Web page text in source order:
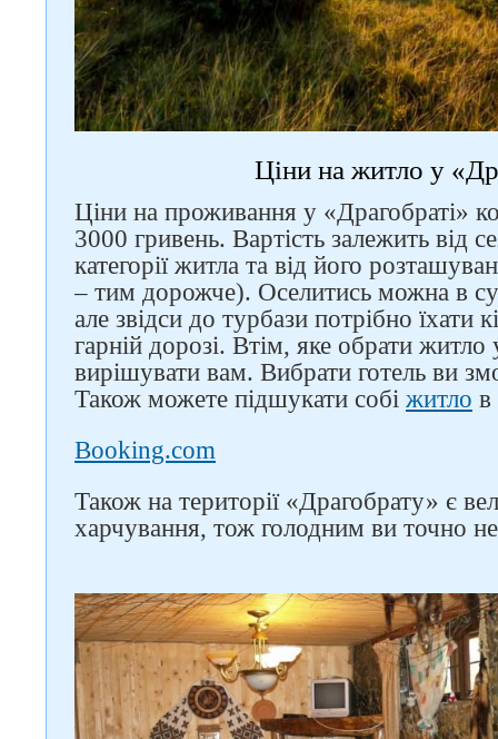
Ціни на житло у
Ціни на проживання у «Драгобраті»
3000 гривень. Вартість залежить від
категорії житла та від його
– тим дорожче). Оселитись можна в
але звідси до турбази потрібно їхати
гарній дорозі. Втім, яке обрати житло
вирішувати вам. Вибрати готель ви
Також можете підшукати собі житло в
Booking.com
Також на території «Драгобрату» є
харчування, тож голодним ви точно